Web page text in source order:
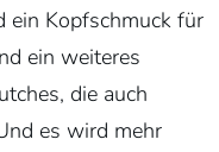
ein Kopfschmuck für
ein weiteres
die auch
es wird mehr